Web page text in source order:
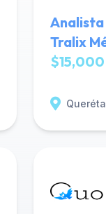
Tralix